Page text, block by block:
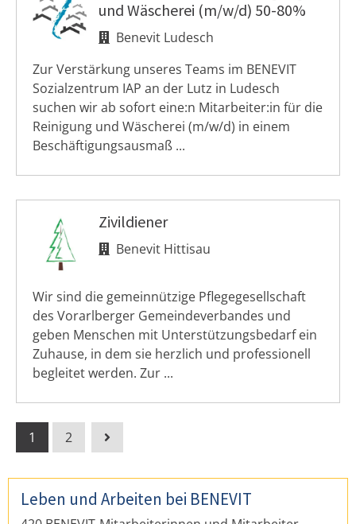
und Wäscherei (m/w/d) 50-80%
Benevit Ludesch
Zur Verstärkung unseres Teams im BENEVIT
Sozialzentrum IAP an der Lutz in Ludesch
suchen wir ab sofort eine:n Mitarbeiter:in für die
Reinigung und Wäscherei (m/w/d) in einem
Beschäftigungsausmaß ...
Zivildiener
Benevit Hittisau
Wir sind die gemeinnützige Pflegegesellschaft
des Vorarlberger Gemeindeverbandes und
geben Menschen mit Unterstützungsbedarf ein
Zuhause, in dem sie herzlich und professionell
begleitet werden. Zur ...
1 2
Leben und Arbeiten bei BENEVIT